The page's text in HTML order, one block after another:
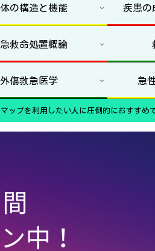
体の構造と機能 疾患の
救命処置概論
外傷救急医学 急
ップを利用したい人に圧倒的におすすめ